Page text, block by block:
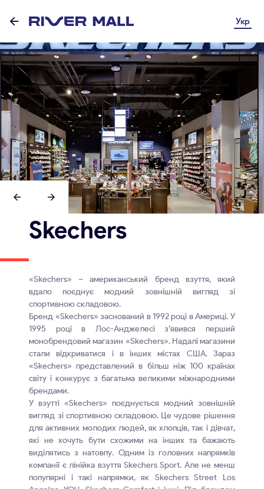
Укр
Skechers
«Skechers» – американський бренд взуття, який
вдало поєднує модний зовнішній вигляд зі
спортивною складовою.
Бренд «Skechers» заснований в 1992 році в Америці. У
1995 році в Лос-Анджелесі з’явився перший
монобрендовий магазин «Skechers». Надалі магазини
стали відкриватися і в інших містах США. Зараз
«Skechers» представлений в більш ніж 100 країнах
світу і конкурує з багатьма великими міжнародними
брендами.
У взутті «Skechers» поєднується модний зовнішній
вигляд зі спортивною складовою. Це чудове рішення
для активних молодих людей, як хлопців, так і дівчат,
які не хочуть бути схожими на інших та бажають
виділятись з натовпу. Одним із головних напрямків
компанії є лінійка взуття Skechers Sport. Але не менш
популярні і такі напрямки, як Skechers Street Los